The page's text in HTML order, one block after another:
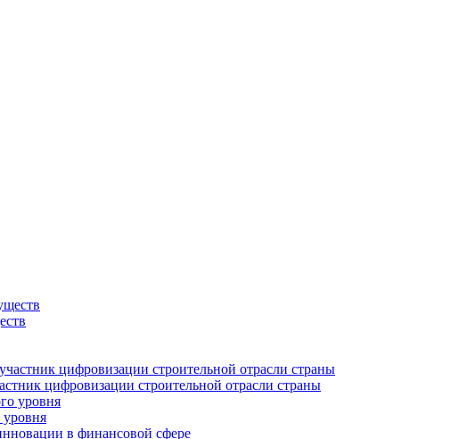
цифровизации строительной отрасли страны
уровня